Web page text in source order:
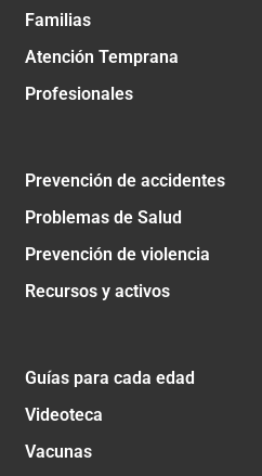
Familias
Atención Temprana
Profesionales
Prevención de accidentes
Problemas de Salud
Prevención de violencia
Recursos y activos
Guías para cada edad
Videoteca
Vacunas